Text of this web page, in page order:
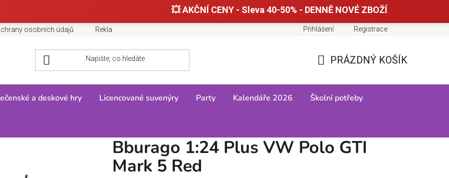
💥 AKČNÍ CENY - Sleva 40-50% - DENNĚ NOVÉ ZBOŽÍ
osobních údajů Reklamace, výměny a vrácení zboží Tabulky velikostí
Přihlášení Registrace
KOŠÍK
PRÁZDNÝ KOŠÍK
a deskové hry Licencované suvenýry Party Kalendáře 2026 Školní potřeby
Bburago 1:24 Plus VW Polo GTI
Mark 5 Red